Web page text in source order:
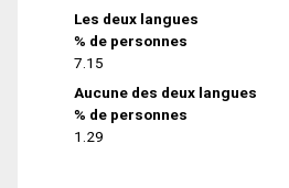
Les deux langues
% de personnes
7.15
Aucune des deux langues
% de personnes
1.29